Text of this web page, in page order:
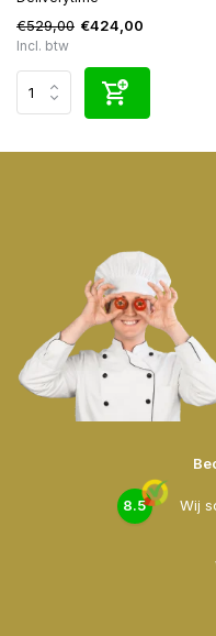
€529,00 €424,00
Incl. btw
8.5 Wij